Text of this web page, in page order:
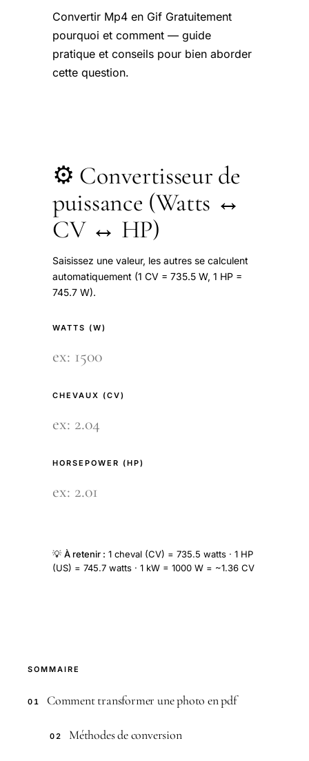
Convertir Mp4 en Gif Gratuitement
pourquoi et comment — guide
pratique et conseils pour bien aborder
cette question.
⚙️ Convertisseur de
puissance (Watts ↔
CV ↔ HP)
Saisissez une valeur, les autres se calculent
automatiquement (1 CV = 735.5 W, 1 HP =
745.7 W).
WATTS (W)
CHEVAUX (CV)
HORSEPOWER (HP)
💡 À retenir : 1 cheval (CV) = 735.5 watts · 1 HP
(US) = 745.7 watts · 1 kW = 1000 W = ~1.36 CV
SOMMAIRE
01 Comment transformer une photo en pdf
02 Méthodes de conversion